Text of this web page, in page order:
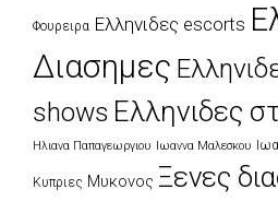
Φουρειρα Ελληνιδες escorts
Διασημες
shows Ελληνιδες
Ηλιανα Παπαγεωργιου Ιωαννα Μαλεσκου
Κυπριες Μυκονος Ξενες